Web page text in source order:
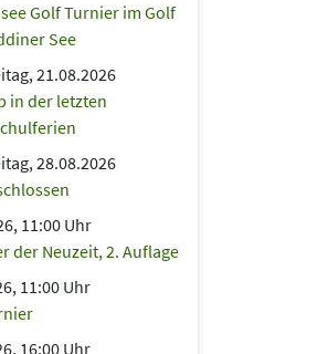
Golf Turnier im Golf
See
21.08.2026
in der letzten
28.08.2026
11:00 Uhr
der Neuzeit, 2. Auflage
11:00 Uhr
16:00 Uhr